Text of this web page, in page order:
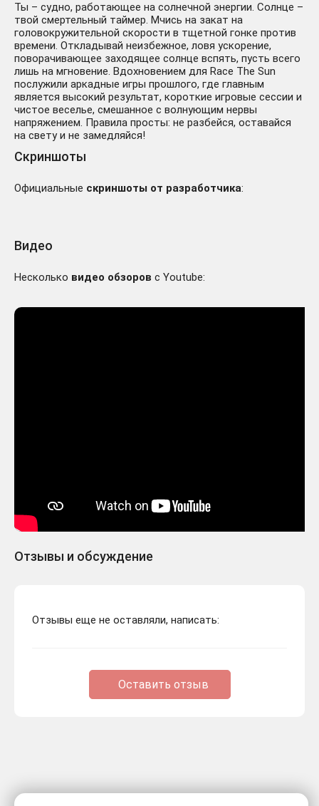
Ты – судно, работающее на солнечной энергии. Солнце –
твой смертельный таймер. Мчись на закат на
головокружительной скорости в тщетной гонке против
времени. Откладывай неизбежное, ловя ускорение,
поворачивающее заходящее солнце вспять, пусть всего
лишь на мгновение. Вдохновением для Race The Sun
послужили аркадные игры прошлого, где главным
является высокий результат, короткие игровые сессии и
чистое веселье, смешанное с волнующим нервы
напряжением. Правила просты: не разбейся, оставайся
на свету и не замедляйся!
Скриншоты
Официальные скриншоты от разработчика:
Видео
Несколько видео обзоров с Youtube:
Отзывы и обсуждение
Отзывы еще не оставляли, написать:
Оставить отзыв